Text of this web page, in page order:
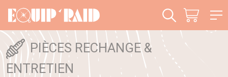
PIÈCES RECHANGE &
ENTRETIEN
Panneau de gestion des cookies